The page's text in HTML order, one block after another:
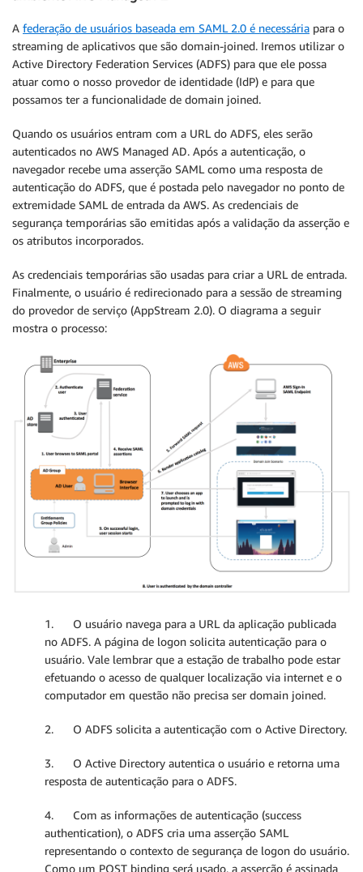
A federação de usuários baseada em SAML 2.0 é necessária para o
streaming de aplicativos que são domain-joined. Iremos utilizar o
Active Directory Federation Services (ADFS) para que ele possa
atuar como o nosso provedor de identidade (IdP) e para que
possamos ter a funcionalidade de domain joined.
Quando os usuários entram com a URL do ADFS, eles serão
autenticados no AWS Managed AD. Após a autenticação, o
navegador recebe uma asserção SAML como uma resposta de
autenticação do ADFS, que é postada pelo navegador no ponto de
extremidade SAML de entrada da AWS. As credenciais de
segurança temporárias são emitidas após a validação da asserção e
os atributos incorporados.
As credenciais temporárias são usadas para criar a URL de entrada.
Finalmente, o usuário é redirecionado para a sessão de streaming
do provedor de serviço (AppStream 2.0). O diagrama a seguir
mostra o processo:
1. O usuário navega para a URL da aplicação publicada
no ADFS. A página de logon solicita autenticação para o
usuário. Vale lembrar que a estação de trabalho pode estar
efetuando o acesso de qualquer localização via internet e o
computador em questão não precisa ser domain joined.
2. O ADFS solicita a autenticação com o Active Directory.
3. O Active Directory autentica o usuário e retorna uma
resposta de autenticação para o ADFS.
4. Com as informações de autenticação (success
authentication), o ADFS cria uma asserção SAML
representando o contexto de segurança de logon do usuário.
Como um POST binding será usado, a asserção é assinada